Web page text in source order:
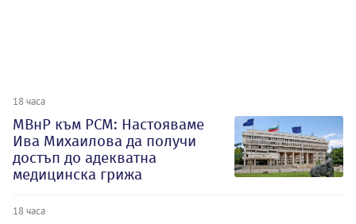
18 часа
МВнР към РСМ: Настояваме
Ива Михаилова да получи
достъп до адекватна
медицинска грижа
18 часа